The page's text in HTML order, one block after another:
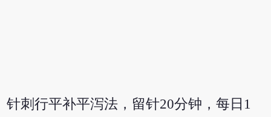
针刺行平补平泻法，留针20分钟，每日1